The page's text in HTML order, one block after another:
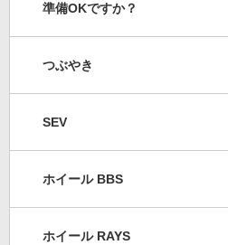
準備OKですか？
つぶやき
SEV
ホイール BBS
ホイール RAYS